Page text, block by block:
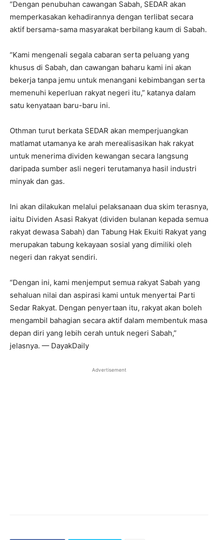
“Dengan penubuhan cawangan Sabah, SEDAR akan
memperkasakan kehadirannya dengan terlibat secara
aktif bersama-sama masyarakat berbilang kaum di Sabah.
“Kami mengenali segala cabaran serta peluang yang
khusus di Sabah, dan cawangan baharu kami ini akan
bekerja tanpa jemu untuk menangani kebimbangan serta
memenuhi keperluan rakyat negeri itu,” katanya dalam
satu kenyataan baru-baru ini.
Othman turut berkata SEDAR akan memperjuangkan
matlamat utamanya ke arah merealisasikan hak rakyat
untuk menerima dividen kewangan secara langsung
daripada sumber asli negeri terutamanya hasil industri
minyak dan gas.
Ini akan dilakukan melalui pelaksanaan dua skim terasnya,
iaitu Dividen Asasi Rakyat (dividen bulanan kepada semua
rakyat dewasa Sabah) dan Tabung Hak Ekuiti Rakyat yang
merupakan tabung kekayaan sosial yang dimiliki oleh
negeri dan rakyat sendiri.
“Dengan ini, kami menjemput semua rakyat Sabah yang
sehaluan nilai dan aspirasi kami untuk menyertai Parti
Sedar Rakyat. Dengan penyertaan itu, rakyat akan boleh
mengambil bahagian secara aktif dalam membentuk masa
depan diri yang lebih cerah untuk negeri Sabah,”
jelasnya. — DayakDaily
Advertisement